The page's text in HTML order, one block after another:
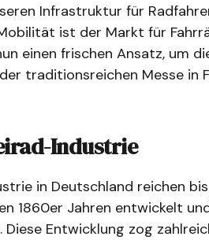
Infrastruktur für
ist der Markt für
einen frischen Ansatz, um
traditionsreichen Messe in
Industrie
in Deutschland reichen
1860er Jahren entwickelt
Entwicklung zog